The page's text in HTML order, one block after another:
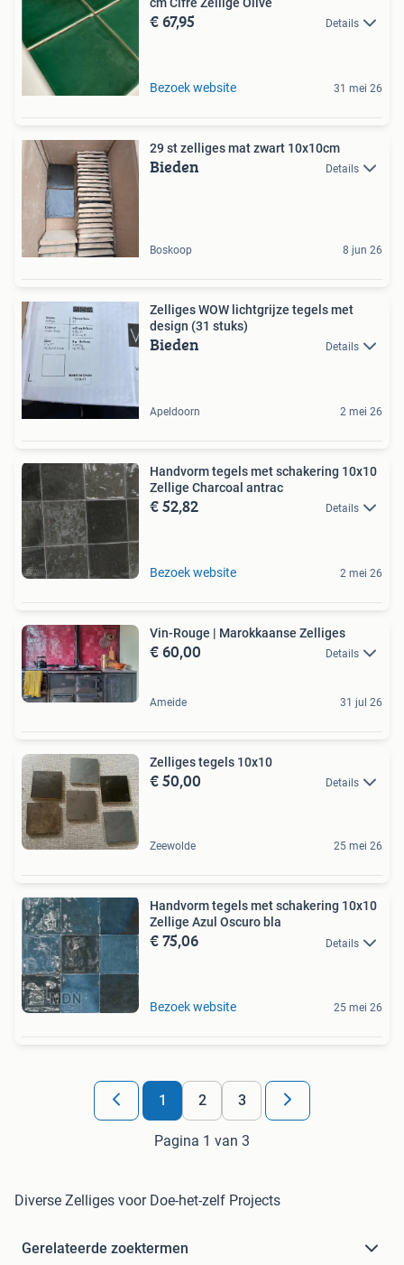
€ 67,95 Details
Bezoek website 31 mei 26
29 st zelliges mat zwart 10x10cm
Bieden Details
Boskoop 8 jun 26
Zelliges WOW lichtgrijze tegels met
design (31 stuks)
Bieden Details
Apeldoorn 2 mei 26
Handvorm tegels met schakering 10x10
Zellige Charcoal antrac
€ 52,82 Details
Bezoek website 2 mei 26
Vin-Rouge | Marokkaanse Zelliges
€ 60,00 Details
Ameide 31 jul 26
Zelliges tegels 10x10
€ 50,00 Details
Zeewolde 25 mei 26
Handvorm tegels met schakering 10x10
Zellige Azul Oscuro bla
€ 75,06 Details
Bezoek website 25 mei 26
1 2 3
Pagina 1 van 3
Diverse Zelliges voor Doe-het-zelf Projects
Gerelateerde zoektermen